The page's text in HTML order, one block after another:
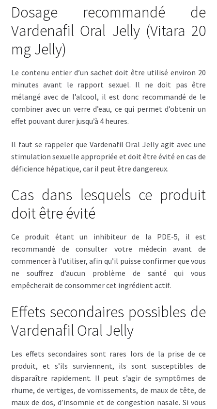
Dosage recommandé de
Vardenafil Oral Jelly (Vitara 20
mg Jelly)
Le contenu entier d’un sachet doit être utilisé environ 20
minutes avant le rapport sexuel. Il ne doit pas être
mélangé avec de l’alcool, il est donc recommandé de le
combiner avec un verre d’eau, ce qui permet d’obtenir un
effet pouvant durer jusqu’à 4 heures.
Il faut se rappeler que Vardenafil Oral Jelly agit avec une
stimulation sexuelle appropriée et doit être évité en cas de
déficience hépatique, car il peut être dangereux.
Cas dans lesquels ce produit
doit être évité
Ce produit étant un inhibiteur de la PDE-5, il est
recommandé de consulter votre médecin avant de
commencer à l’utiliser, afin qu’il puisse confirmer que vous
ne souffrez d’aucun problème de santé qui vous
empêcherait de consommer cet ingrédient actif.
Effets secondaires possibles de
Vardenafil Oral Jelly
Les effets secondaires sont rares lors de la prise de ce
produit, et s’ils surviennent, ils sont susceptibles de
disparaître rapidement. Il peut s’agir de symptômes de
rhume, de vertiges, de vomissements, de maux de tête, de
maux de dos, d’insomnie et de congestion nasale. Si vous